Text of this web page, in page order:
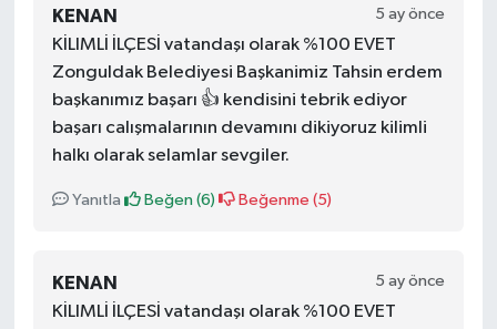
KENAN 5 ay önce
KİLIMLİ İLÇESİ vatandaşı olarak %100 EVET
Zonguldak Belediyesi Başkanimiz Tahsin erdem
başkanımız başarı 👍 kendisini tebrik ediyor
başarı calışmalarının devamını dikiyoruz kilimli
halkı olarak selamlar sevgiler.
Yanıtla Beğen (6) Beğenme (5)
KENAN 5 ay önce
KİLIMLİ İLÇESİ vatandaşı olarak %100 EVET